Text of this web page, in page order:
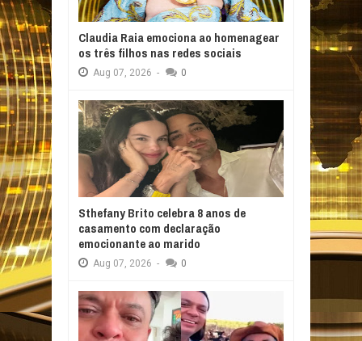
Claudia Raia emociona ao homenagear
os três filhos nas redes sociais
Aug 07, 2026 - 0
Sthefany Brito celebra 8 anos de
casamento com declaração
emocionante ao marido
Aug 07, 2026 - 0